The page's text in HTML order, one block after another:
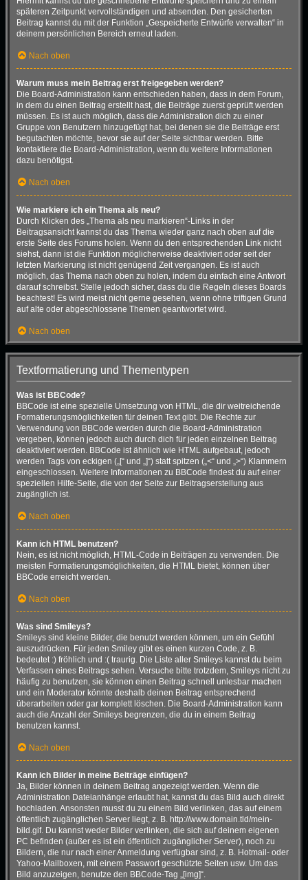
späteren Zeitpunkt vervollständigen und absenden. Den gesicherten
Beitrag kannst du mit der Funktion „Gespeicherte Entwürfe verwalten“ in
deinem persönlichen Bereich erneut laden.
Nach oben
Warum muss mein Beitrag erst freigegeben werden?
Die Board-Administration kann entschieden haben, dass in dem Forum,
in dem du einen Beitrag erstellt hast, die Beiträge zuerst geprüft werden
müssen. Es ist auch möglich, dass die Administration dich zu einer
Gruppe von Benutzern hinzugefügt hat, bei denen sie die Beiträge erst
begutachten möchte, bevor sie auf der Seite sichtbar werden. Bitte
kontaktiere die Board-Administration, wenn du weitere Informationen
dazu benötigst.
Nach oben
Wie markiere ich ein Thema als neu?
Durch Klicken des „Thema als neu markieren“-Links in der
Beitragsansicht kannst du das Thema wieder ganz nach oben auf die
erste Seite des Forums holen. Wenn du den entsprechenden Link nicht
siehst, dann ist die Funktion möglicherweise deaktiviert oder seit der
letzten Markierung ist nicht genügend Zeit vergangen. Es ist auch
möglich, das Thema nach oben zu holen, indem du einfach eine Antwort
darauf schreibst. Stelle jedoch sicher, dass du die Regeln dieses Boards
beachtest! Es wird meist nicht gerne gesehen, wenn ohne triftigen Grund
auf alte oder abgeschlossene Themen geantwortet wird.
Nach oben
Textformatierung und Thementypen
Was ist BBCode?
BBCode ist eine spezielle Umsetzung von HTML, die dir weitreichende
Formatierungsmöglichkeiten für deinen Text gibt. Die Rechte zur
Verwendung von BBCode werden durch die Board-Administration
vergeben, können jedoch auch durch dich für jeden einzelnen Beitrag
deaktiviert werden. BBCode ist ähnlich wie HTML aufgebaut, jedoch
werden Tags von eckigen („[“ und „]“) statt spitzen („<“ und „>“) Klammern
eingeschlossen. Weitere Informationen zu BBCode findest du auf einer
speziellen Hilfe-Seite, die von der Seite zur Beitragserstellung aus
zugänglich ist.
Nach oben
Kann ich HTML benutzen?
Nein, es ist nicht möglich, HTML-Code in Beiträgen zu verwenden. Die
meisten Formatierungsmöglichkeiten, die HTML bietet, können über
BBCode erreicht werden.
Nach oben
Was sind Smileys?
Smileys sind kleine Bilder, die benutzt werden können, um ein Gefühl
auszudrücken. Für jeden Smiley gibt es einen kurzen Code, z. B.
bedeutet :) fröhlich und :( traurig. Die Liste aller Smileys kannst du beim
Verfassen eines Beitrags sehen. Versuche bitte trotzdem, Smileys nicht zu
häufig zu benutzen, sie können einen Beitrag schnell unlesbar machen
und ein Moderator könnte deshalb deinen Beitrag entsprechend
überarbeiten oder gar komplett löschen. Die Board-Administration kann
auch die Anzahl der Smileys begrenzen, die du in einem Beitrag
benutzen kannst.
Nach oben
Kann ich Bilder in meine Beiträge einfügen?
Ja, Bilder können in deinem Beitrag angezeigt werden. Wenn die
Administration Dateianhänge erlaubt hat, kannst du das Bild auch direkt
hochladen. Ansonsten musst du zu einem Bild verlinken, das auf einem
öffentlich zugänglichen Server liegt, z. B. http://www.domain.tld/mein-
bild.gif. Du kannst weder Bilder verlinken, die sich auf deinem eigenen
PC befinden (außer es ist ein öffentlich zugänglicher Server), noch zu
Bildern, die nur nach einer Anmeldung verfügbar sind, z. B. Hotmail- oder
Yahoo-Mailboxen, mit einem Passwort geschützte Seiten usw. Um das
Bild anzuzeigen, benutze den BBCode-Tag „[img]“.